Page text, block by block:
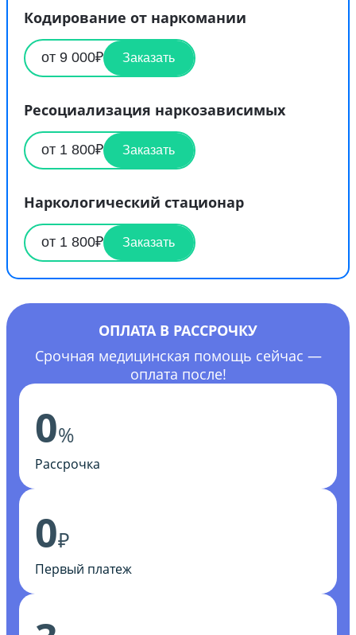
Кодирование от наркомании
от 9 000₽ Заказать
Ресоциализация наркозависимых
от 1 800₽ Заказать
Наркологический стационар
от 1 800₽ Заказать
ОПЛАТА В РАССРОЧКУ
Срочная медицинская помощь сейчас —
оплата после!
0%
Рассрочка
0₽
Первый платеж